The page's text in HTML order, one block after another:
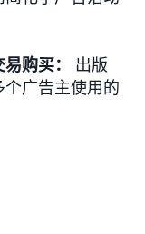
购买：
出版
广告主使用的